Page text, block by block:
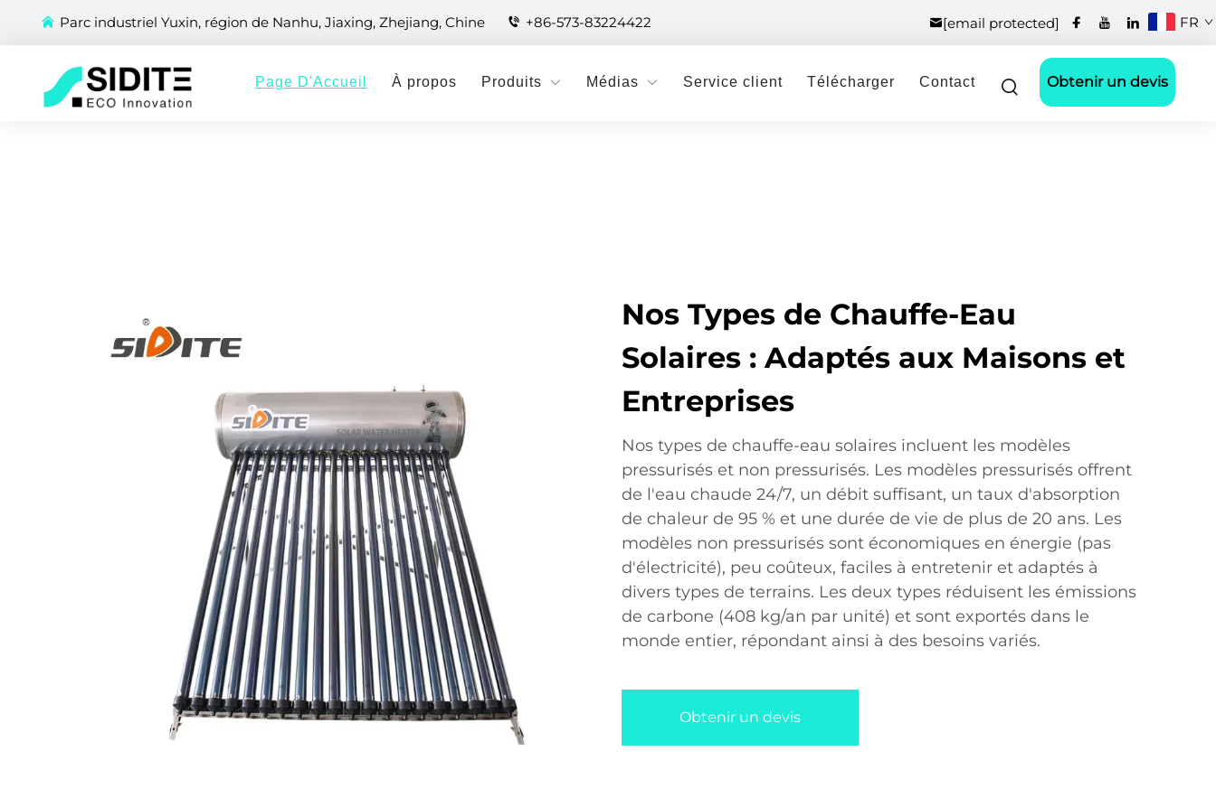
Parc industriel Yuxin, région de Nanhu, Jiaxing, Zhejiang, Chine +86-573-83224422 [email protected] FR
Page D'Accueil À propos Produits Médias Service client Télécharger Contact Obtenir un devis
Nos Types de Chauffe-Eau
Solaires : Adaptés aux Maisons et
Entreprises
Nos types de chauffe-eau solaires incluent les modèles
pressurisés et non pressurisés. Les modèles pressurisés offrent
de l'eau chaude 24/7, un débit suffisant, un taux d'absorption
de chaleur de 95 % et une durée de vie de plus de 20 ans. Les
modèles non pressurisés sont économiques en énergie (pas
d'électricité), peu coûteux, faciles à entretenir et adaptés à
divers types de terrains. Les deux types réduisent les émissions
de carbone (408 kg/an par unité) et sont exportés dans le
monde entier, répondant ainsi à des besoins variés.
Obtenir un devis